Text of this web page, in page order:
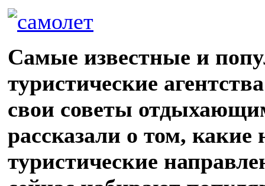
Самые известные и
туристические
свои советы
рассказали о том,
туристические